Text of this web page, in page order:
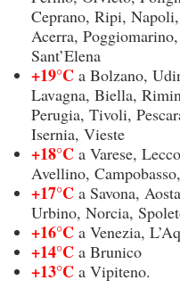
Ceprano, Ripi,
Acerra,
Sant’Elena
+19°C a Bolzano,
Lavagna, Biella,
Perugia, Tivoli,
Isernia, Vieste
+18°C a Varese,
Avellino,
+17°C a Savona,
Urbino, Norcia,
+16°C a Venezia,
+14°C a Brunico
+13°C a Vipiteno.